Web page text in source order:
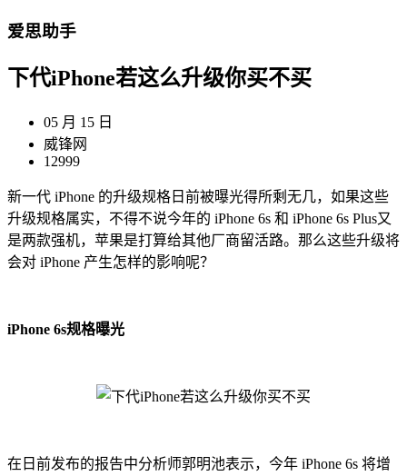
爱思助手
下代iPhone若这么升级你买不买
05 月 15 日
威锋网
12999
新一代 iPhone 的升级规格日前被曝光得所剩无几，如果这些
升级规格属实，不得不说今年的 iPhone 6s 和 iPhone 6s Plus又
是两款强机，苹果是打算给其他厂商留活路。那么这些升级将
会对 iPhone 产生怎样的影响呢？
iPhone 6s规格曝光
在日前发布的报告中分析师郭明池表示，今年 iPhone 6s 将增